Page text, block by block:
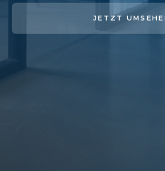
JETZT